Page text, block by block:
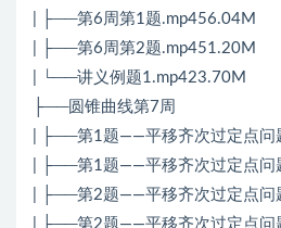
| ├──第6周第1题.mp456.04M
| ├──第6周第2题.mp451.20M
| └──讲义例题1.mp423.70M
├──圆锥曲线第7周
| ├──第1题——平移齐次过定点问
| ├──第1题——平移齐次过定点问
| ├──第2题——平移齐次过定点问
| ├──第2题——平移齐次过定点问